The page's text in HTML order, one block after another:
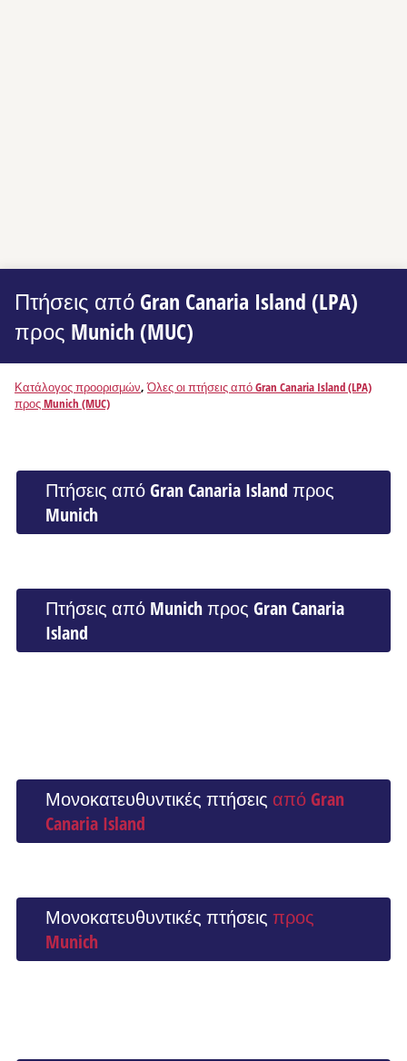
Πτήσεις από Gran Canaria Island (LPA)
προς Munich (MUC)
Κατάλογος προορισμών,Όλες οι πτήσεις από Gran Canaria Island (LPA)
προς Munich (MUC)
Πτήσεις από Gran Canaria Island προς
Munich
Πτήσεις από Munich προς Gran Canaria
Island
Μονοκατευθυντικές πτήσεις από Gran
Canaria Island
Μονοκατευθυντικές πτήσεις προς
Munich